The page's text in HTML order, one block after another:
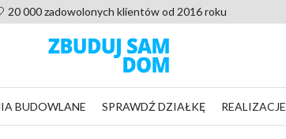
20 000 zadowolonych klientów od 2016 roku
BUDOWLANE SPRAWDŹ DZIAŁKĘ REALIZACJE